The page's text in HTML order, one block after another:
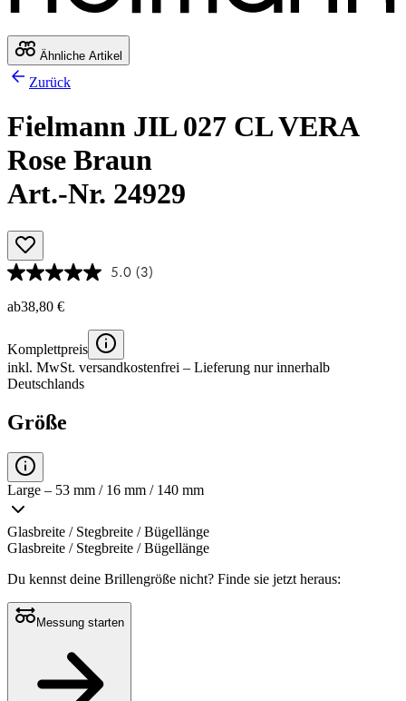
Ähnliche Artikel
Zurück
Fielmann JIL 027 CL VERA
Rose Braun
Art.-Nr. 24929
5.0 (3)
ab38,80 €
Komplettpreis
inkl. MwSt. versandkostenfrei – Lieferung nur innerhalb
Deutschlands
Größe
Large – 53 mm / 16 mm / 140 mm
Glasbreite / Stegbreite / Bügellänge
Glasbreite / Stegbreite / Bügellänge
Du kennst deine Brillengröße nicht? Finde sie jetzt heraus:
Messung starten